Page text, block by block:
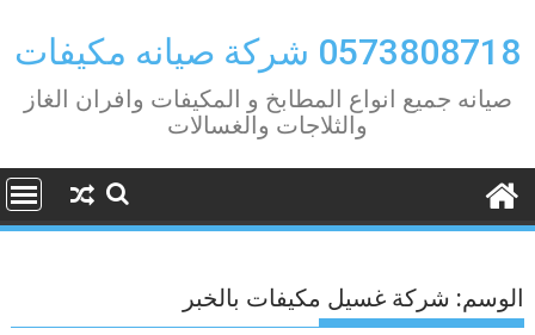
to
content
0573808718 شركة صيانه مكيفات
صيانه جميع انواع المطابخ و المكيفات وافران الغاز
والثلاجات والغسالات
الوسم: شركة غسيل مكيفات بالخبر